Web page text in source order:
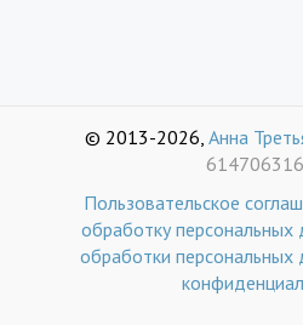
© 2013-2026, Анна
Пользовательское
обработку персональных
обработки персональных